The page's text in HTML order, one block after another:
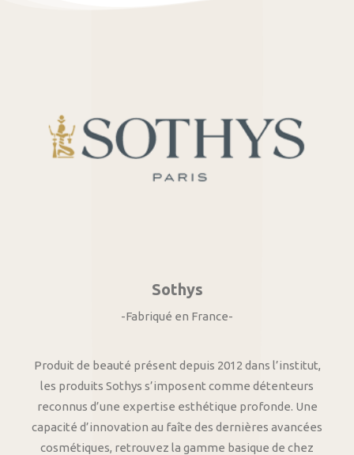
Sothys
-Fabriqué en France-
Produit de beauté présent depuis 2012 dans l’institut,
les produits Sothys s’imposent comme détenteurs
reconnus d’une expertise esthétique profonde. Une
capacité d’innovation au faîte des dernières avancées
cosmétiques, retrouvez la gamme basique de chez